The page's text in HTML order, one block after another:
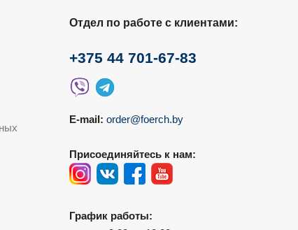
Отдел по работе с клиентами:
+375 44 701-67-83
E-mail: order@foerch.by
Присоединяйтесь к нам:
График работы: